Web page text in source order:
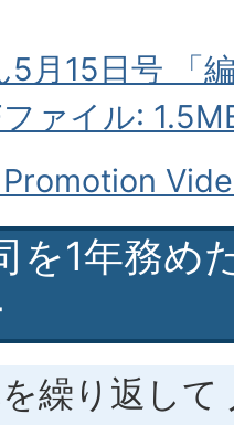
5月15日号 「
ァイル:
を1年務め
繰り返して